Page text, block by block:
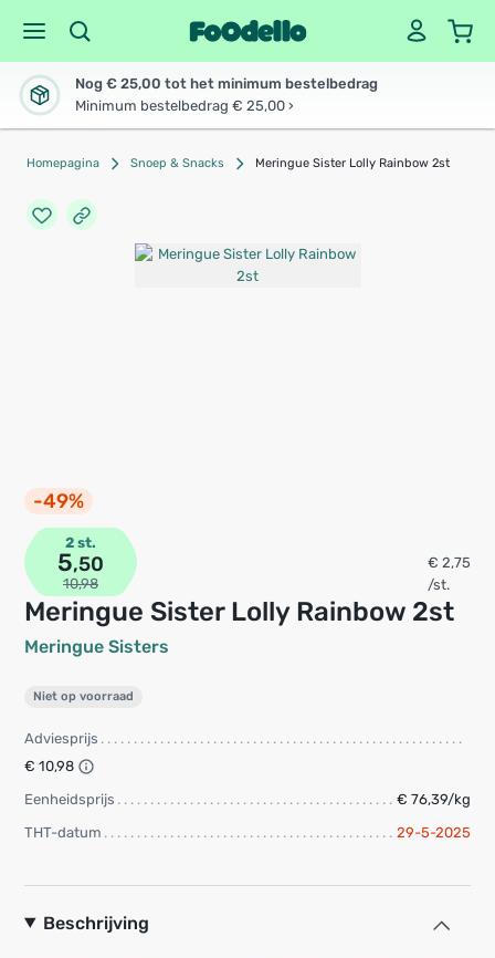
Nog € 25,00 tot het minimum bestelbedrag
Minimum bestelbedrag € 25,00 ›
Homepagina Snoep & Snacks Meringue Sister Lolly Rainbow 2st
-49%
Meringue Sister Lolly Rainbow 2st
Meringue Sisters
2 st.
5,50
10,98
€ 2,75
/st.
Niet op voorraad
Adviesprijs
€ 10,98
Eenheidsprijs
€ 76,39/kg
THT-datum
29-5-2025
Beschrijving